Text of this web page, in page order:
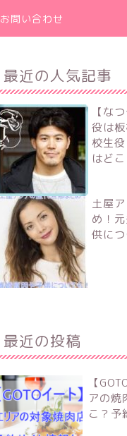
お問い合わせ
最近の人気記事
【な
役は
校生
はどこ
土屋
め！
供につ
最近の投稿
【
アの焼
こ？予